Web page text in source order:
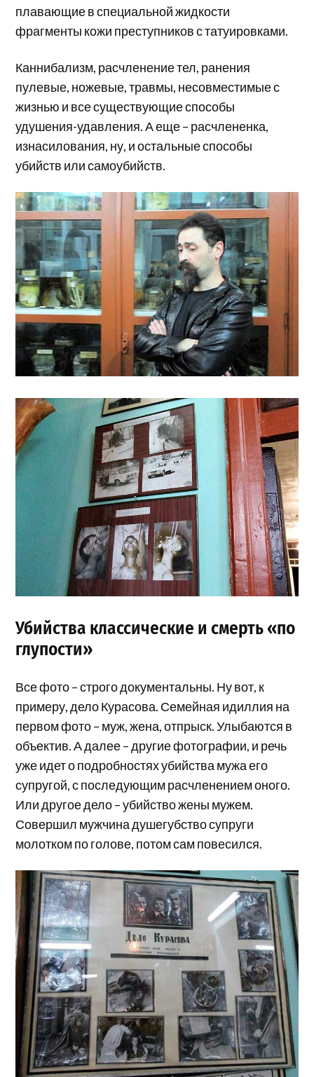
плавающие в специальной жидкости
фрагменты кожи преступников с татуировками.
Каннибализм, расчленение тел, ранения
пулевые, ножевые, травмы, несовместимые с
жизнью и все существующие способы
удушения-удавления. А еще – расчлененка,
изнасилования, ну, и остальные способы
убийств или самоубийств.
Убийства классические и смерть «по
глупости»
Все фото – строго документальны. Ну вот, к
примеру, дело Курасова. Семейная идиллия на
первом фото – муж, жена, отпрыск. Улыбаются в
объектив. А далее – другие фотографии, и речь
уже идет о подробностях убийства мужа его
супругой, с последующим расчленением оного.
Или другое дело – убийство жены мужем.
Совершил мужчина душегубство супруги
молотком по голове, потом сам повесился.